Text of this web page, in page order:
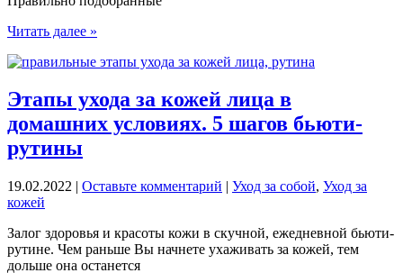
Как
крем
лица:
7
критериев
выбора
лучшего
для
лица
Читать далее »
Этапы ухода за кожей лица в
домашних условиях. 5 шагов бьюти-
рутины
19.02.2022 | Оставьте комментарий | Уход за собой, Уход за
кожей
Залог здоровья и красоты кожи в скучной, ежедневной бьюти-
рутине. Чем раньше Вы начнете ухаживать за кожей, тем
дольше она останется